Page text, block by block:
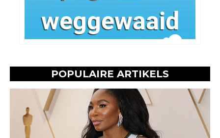
POPULAIRE ARTIKELS